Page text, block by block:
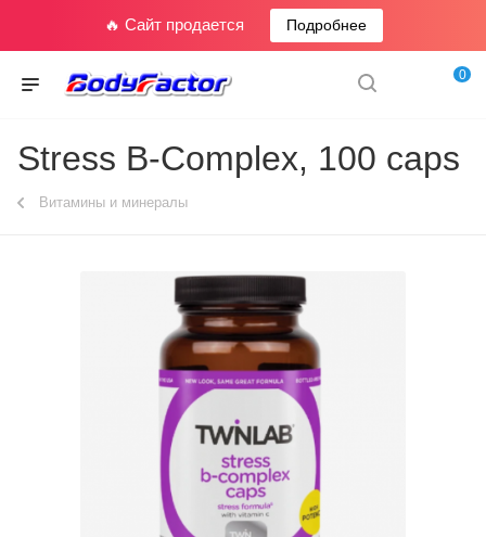
🔥 Сайт продается Подробнее
0
Stress B-Complex, 100 caps
Витамины и минералы